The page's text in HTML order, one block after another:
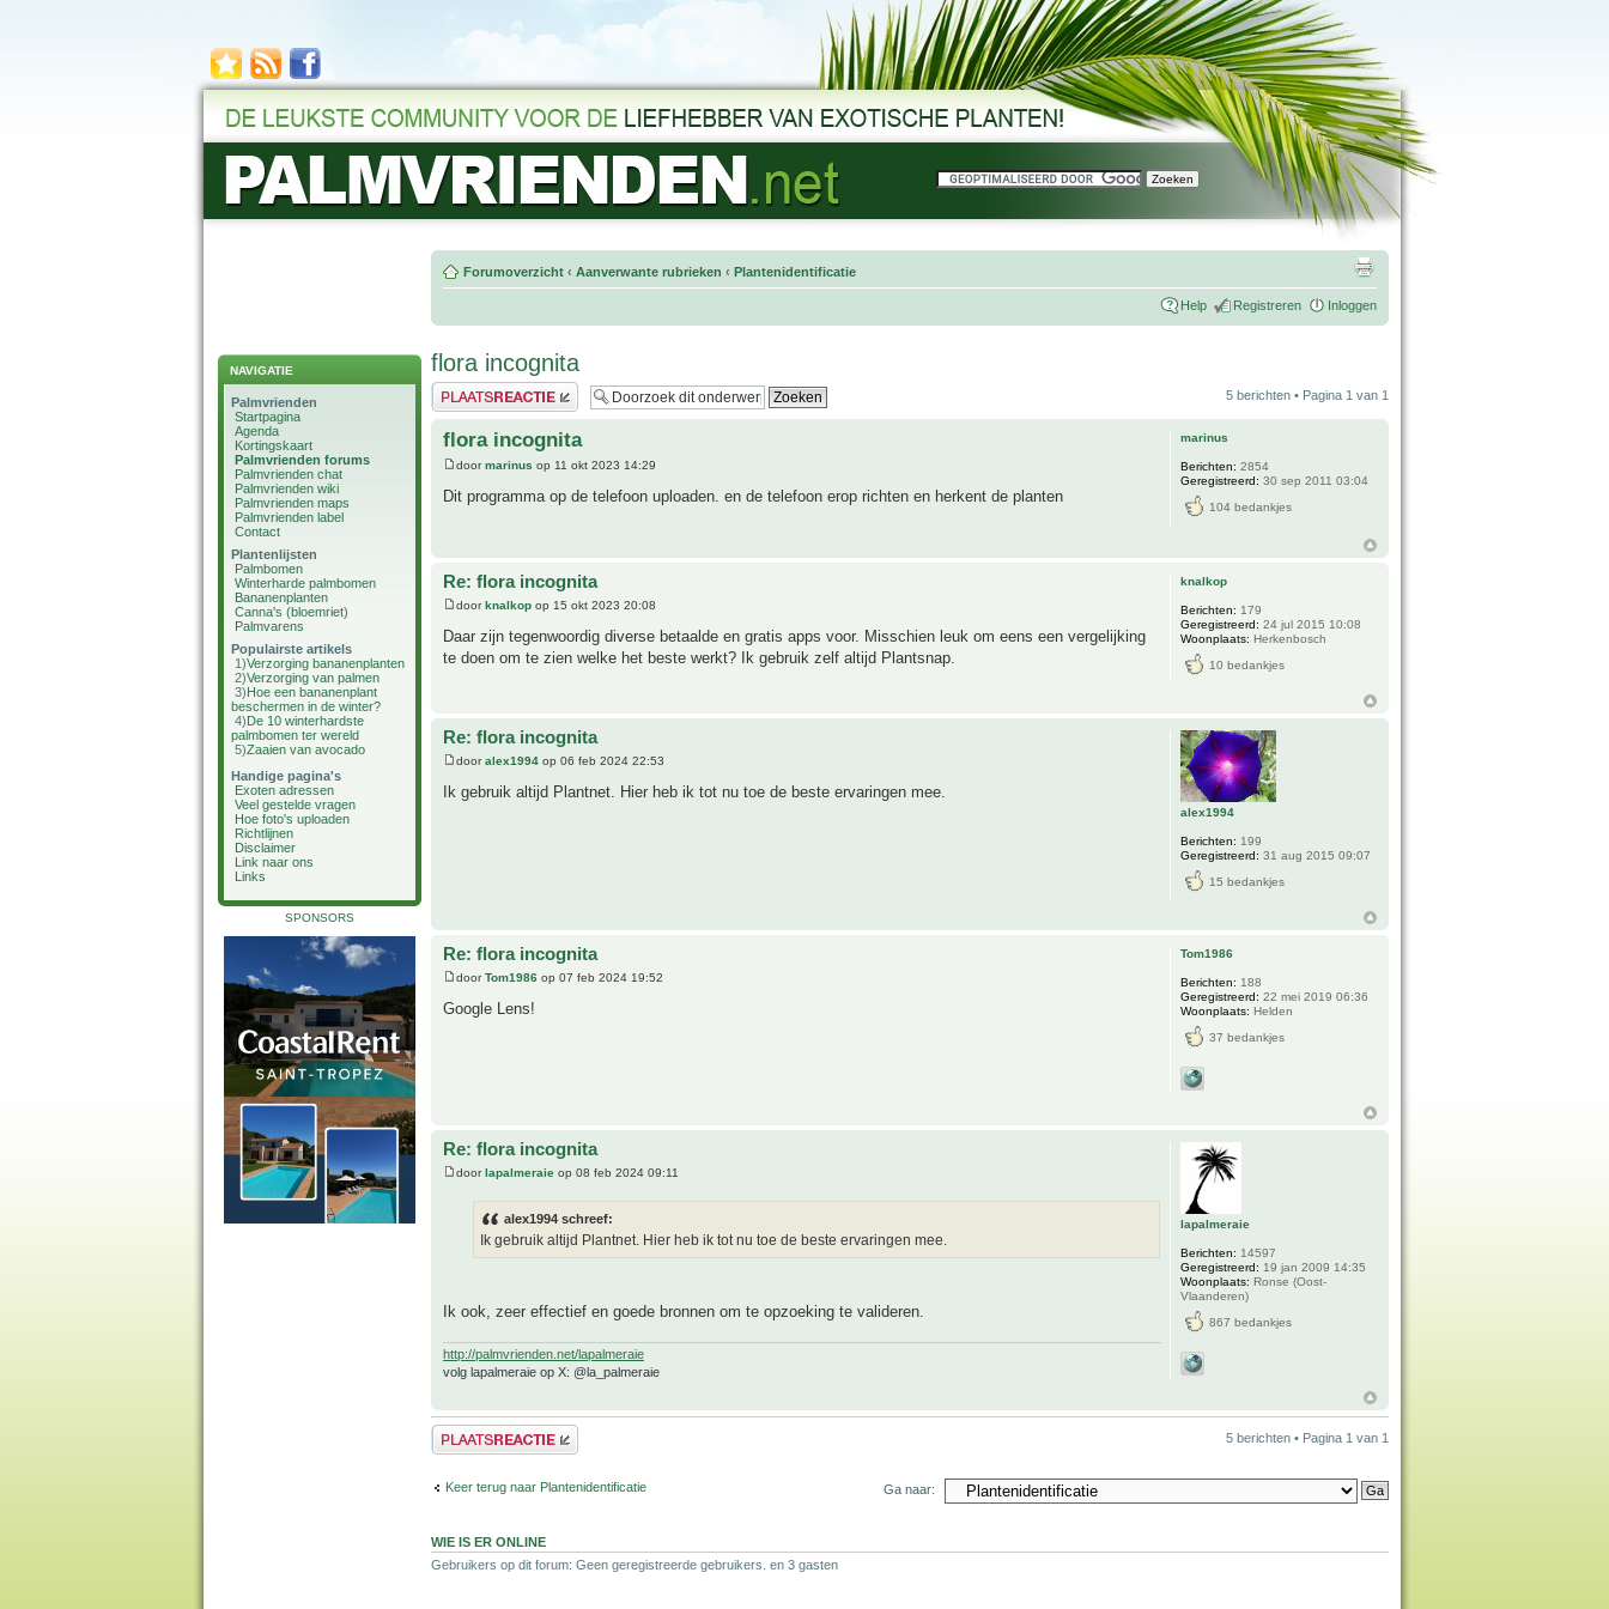
NAVIGATIE
Palmvrienden
Startpagina
Agenda
Kortingskaart
Palmvrienden forums
Palmvrienden chat
Palmvrienden wiki
Palmvrienden maps
Palmvrienden label
Contact
Plantenlijsten
Palmbomen
Winterharde palmbomen
Bananenplanten
Canna's (bloemriet)
Palmvarens
Populairste artikels
1)Verzorging bananenplanten
2)Verzorging van palmen
3)Hoe een bananenplant
beschermen in de winter?
4)De 10 winterhardste
palmbomen ter wereld
5)Zaaien van avocado
Handige pagina's
Exoten adressen
Veel gestelde vragen
Hoe foto's uploaden
Richtlijnen
Disclaimer
Link naar ons
Links
SPONSORS
Forumoverzicht ‹ Aanverwante rubrieken ‹ Plantenidentificatie
Help Registreren Inloggen
flora incognita
Plaats een reactie 5 berichten • Pagina 1 van 1
flora incognita
doormarinus op 11 okt 2023 14:29
Dit programma op de telefoon uploaden. en de telefoon erop richten en herkent de planten
marinus
Berichten: 2854
Geregistreerd: 30 sep 2011 03:04
104 bedankjes
Re: flora incognita
doorknalkop op 15 okt 2023 20:08
Daar zijn tegenwoordig diverse betaalde en gratis apps voor. Misschien leuk om eens een vergelijking
te doen om te zien welke het beste werkt? Ik gebruik zelf altijd Plantsnap.
knalkop
Berichten: 179
Geregistreerd: 24 jul 2015 10:08
Woonplaats: Herkenbosch
10 bedankjes
Re: flora incognita
dooralex1994 op 06 feb 2024 22:53
Ik gebruik altijd Plantnet. Hier heb ik tot nu toe de beste ervaringen mee.
alex1994
Berichten: 199
Geregistreerd: 31 aug 2015 09:07
15 bedankjes
Re: flora incognita
doorTom1986 op 07 feb 2024 19:52
Google Lens!
Tom1986
Berichten: 188
Geregistreerd: 22 mei 2019 06:36
Woonplaats: Helden
37 bedankjes
Re: flora incognita
doorlapalmeraie op 08 feb 2024 09:11
alex1994 schreef:
Ik gebruik altijd Plantnet. Hier heb ik tot nu toe de beste ervaringen mee.
Ik ook, zeer effectief en goede bronnen om te opzoeking te valideren.
http://palmvrienden.net/lapalmeraie
volg lapalmeraie op X: @la_palmeraie
lapalmeraie
Berichten: 14597
Geregistreerd: 19 jan 2009 14:35
Woonplaats: Ronse (Oost-
Vlaanderen)
867 bedankjes
Plaats een reactie 5 berichten • Pagina 1 van 1
Keer terug naar Plantenidentificatie Ga naar:
WIE IS ER ONLINE
Gebruikers op dit forum: Geen geregistreerde gebruikers. en 3 gasten